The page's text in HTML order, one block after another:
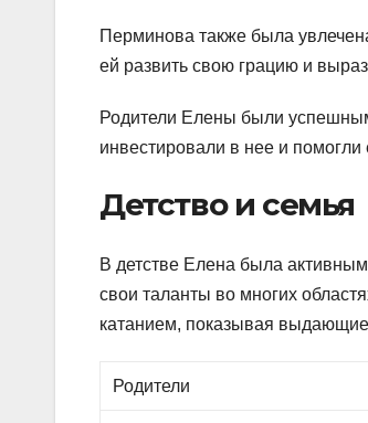
Перминова также была
ей развить свою грацию и
Родители Елены были
инвестировали в нее и
Детство и семья
В детстве Елена была
свои таланты во многих
катанием, показывая
Родители